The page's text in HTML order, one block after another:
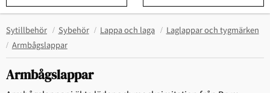
Sytillbehör Sybehör Lappa och laga
Laglappar och tygmärken
Armbågslappar
Armbågslappar